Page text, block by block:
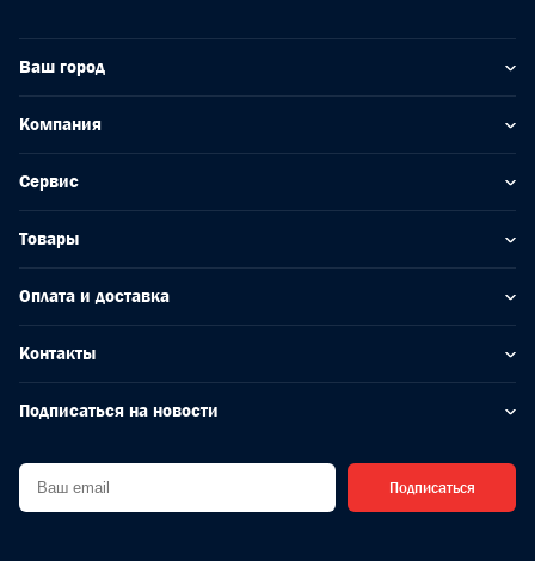
Ваш город
Компания
Сервис
Товары
Оплата и доставка
Контакты
Подписаться на новости
Подписаться